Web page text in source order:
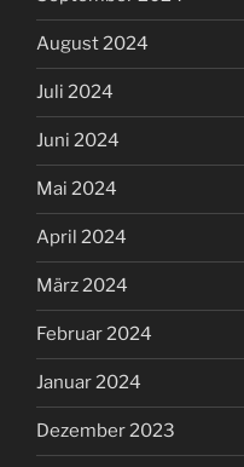
August 2024
Juli 2024
Juni 2024
Mai 2024
April 2024
März 2024
Februar 2024
Januar 2024
Dezember 2023